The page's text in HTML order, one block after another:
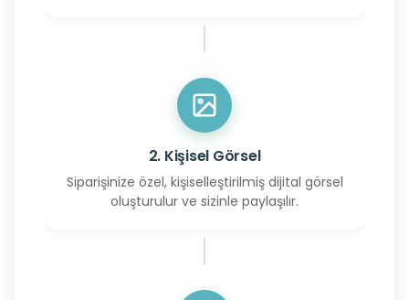
2. Kişisel Görsel
Siparişinize özel, kişiselleştirilmiş dijital görsel
oluşturulur ve sizinle paylaşılır.